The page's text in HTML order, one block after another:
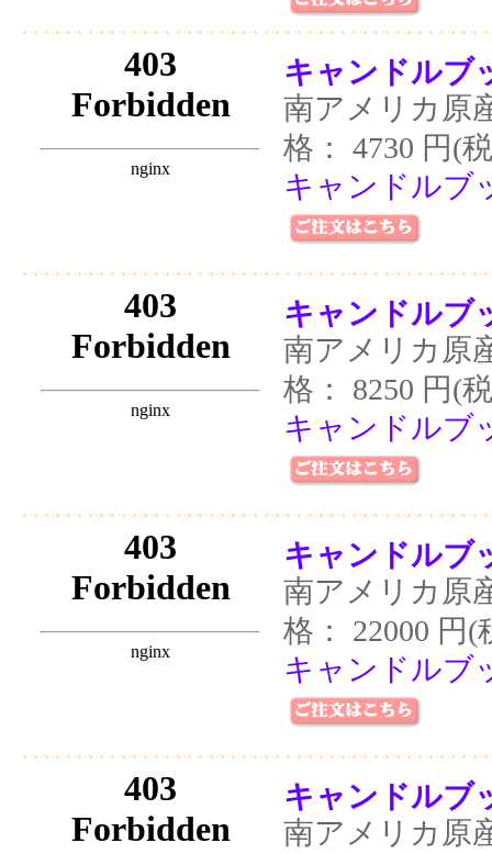
キャンドルブ
南アメリカ原
格： 4730 円(
キャンドルブ
キャンドルブ
南アメリカ原
格： 8250 円(
キャンドルブ
キャンドルブ
南アメリカ原
格： 22000 円(
キャンドルブ
キャンドルブ
南アメリカ原